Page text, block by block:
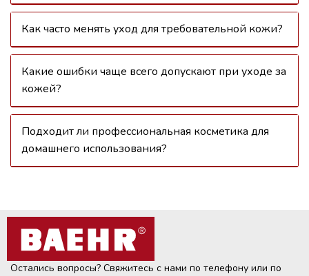
Как часто менять уход для требовательной кожи?
Какие ошибки чаще всего допускают при уходе за
кожей?
Подходит ли профессиональная косметика для
домашнего использования?
Остались вопросы? Свяжитесь с нами по телефону или по